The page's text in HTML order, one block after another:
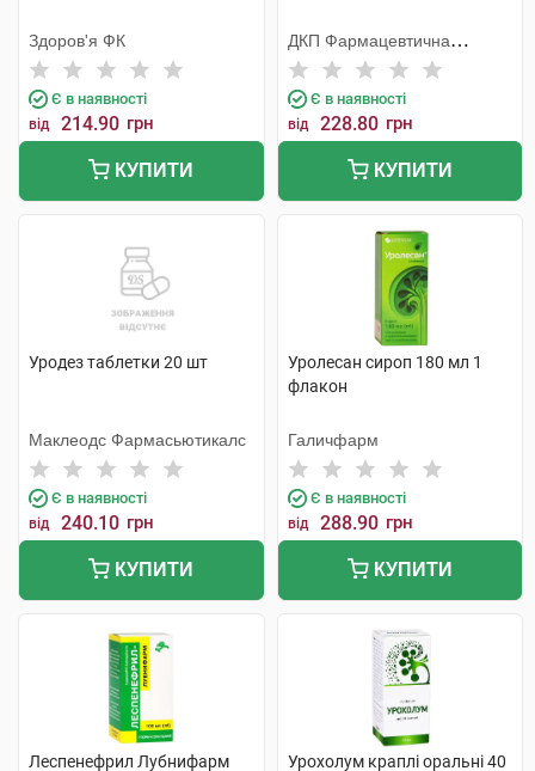
Здоров'я ФК
Є в наявності
від 214.90 грн
КУПИТИ
ДКП Фармацевтична
фабрика
Є в наявності
від 228.80 грн
КУПИТИ
Уродез таблетки 20 шт
Маклеодс Фармасьютикалс
Є в наявності
від 240.10 грн
КУПИТИ
Уролесан сироп 180 мл 1
флакон
Галичфарм
Є в наявності
від 288.90 грн
КУПИТИ
Леспенефрил Лубнифарм Урохолум краплі оральні 40